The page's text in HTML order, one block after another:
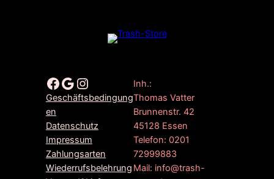
Facebook Google Instagram
Geschäftsbedingung
en
Datenschutz
Impressum
Zahlungsarten
Wiederrufsbelehrung
Inh.:
Thomas Vatter
Brunnenstr. 42
45128 Essen
Telefon: 0201
72999883
Mail: info@trash-